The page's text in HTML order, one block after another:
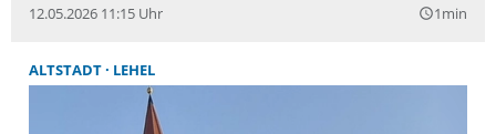
12.05.2026 11:15 Uhr query_builder1min
ALTSTADT LEHEL